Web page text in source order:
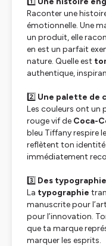
Raconter une
émotionnelle. Une
un produit, elle
en est un parfait
nature. Quelle est
authentique,
2️⃣ Une palette de
Les couleurs ont un
rouge vif de Coca-
bleu Tiffany respire
reflètent ton
immédiatement
3️⃣ Des
La typographie
manuscrite pour
pour l’innovation.
que ta marque
marquer les esprits.